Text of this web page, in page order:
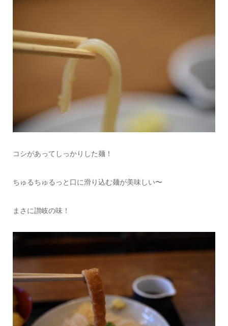
コシがあってしっかりした麺！
ちゅるちゅるっと口に滑り込む麺が美味しい〜
まさに讃岐の味！